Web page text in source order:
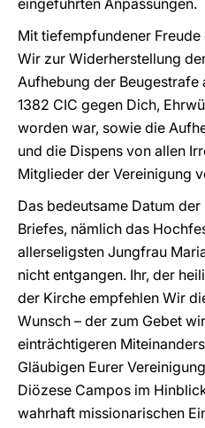
eingeführten Anpassungen.
Mit tiefempfundener
Wir zur Widerherstellung
Aufhebung der Beugestrafe
1382 CIC gegen Dich,
worden war, sowie die
und die Dispens von allen
Mitglieder der Vereinigung
Das bedeutsame Datum
Briefes, nämlich das
allerseligsten Jungfrau
nicht entgangen. Ihr, der
der Kirche empfehlen Wir
Wunsch – der zum Gebet
einträchtigeren
Gläubigen Eurer
Diözese Campos im
wahrhaft missionarischen